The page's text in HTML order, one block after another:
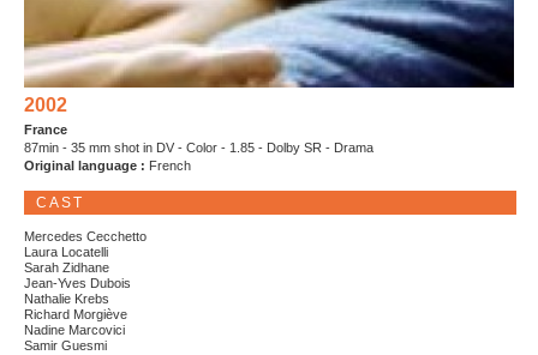
2002
France
87min - 35 mm shot in DV - Color - 1.85 - Dolby SR - Drama
Original language : French
CAST
Mercedes Cecchetto
Laura Locatelli
Sarah Zidhane
Jean-Yves Dubois
Nathalie Krebs
Richard Morgiève
Nadine Marcovici
Samir Guesmi